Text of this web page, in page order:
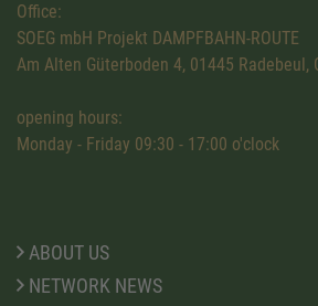
Office:
SOEG mbH Projekt DAMPFBAHN-ROUTE
Am Alten Güterboden 4, 01445 Radebeul,
opening hours:
Monday - Friday 09:30 - 17:00 o'clock
ABOUT US
NETWORK NEWS